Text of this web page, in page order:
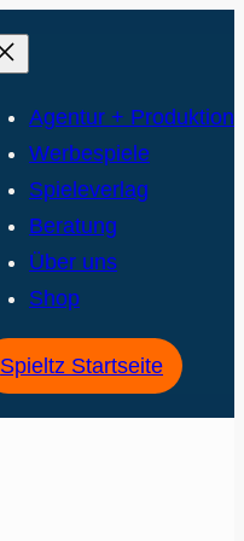
Agentur + Produktion
Werbespiele
Spieleverlag
Beratung
Über uns
Shop
Spieltz Startseite